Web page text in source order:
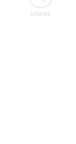
SHARE